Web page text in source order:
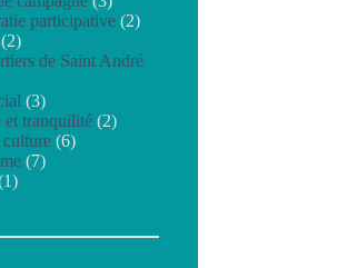
participative (2)
(2)
de Saint André
(3)
et tranquilité (2)
culture (6)
(7)